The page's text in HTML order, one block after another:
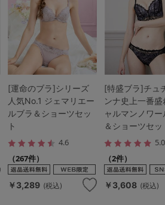
[運命のブラ]シリーズ
人気No.1 ジェマリエー
ルブラ＆ショーツセッ
ト
4.6
（267件）
￥3,289 (税込)
[特盛ブラ]チュ
ンナ史上一番
ャルマンノワ
＆ショーツセッ
5.0
（2件）
￥3,608 (税込)